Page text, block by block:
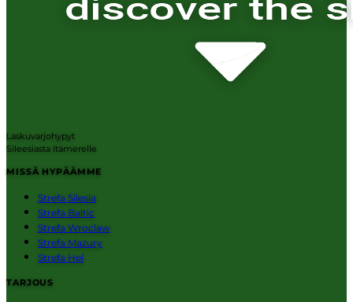
Laskuvarjohypyt
Sileesiasta Itämerelle
MISSÄ HYPÄÄMME
Strefa Silesia
Strefa Baltic
Strefa Wroclaw
Strefa Mazury
Strefa Hel
TARJOUS